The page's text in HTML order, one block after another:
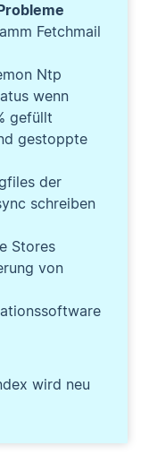
Fetchmail
Ntp
wenn
gefüllt
gestoppte
der
schreiben
Stores
von
wird neu